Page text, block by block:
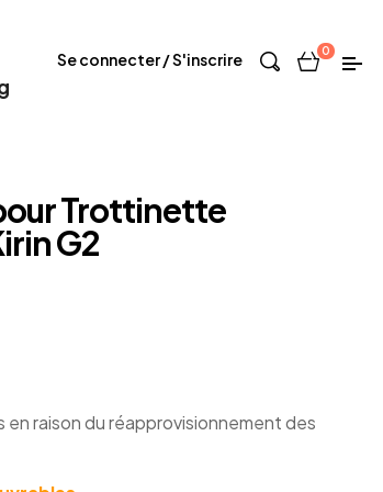
Se connecter / S'inscrire 0
Trottinette
G2
raison du réapprovisionnement des